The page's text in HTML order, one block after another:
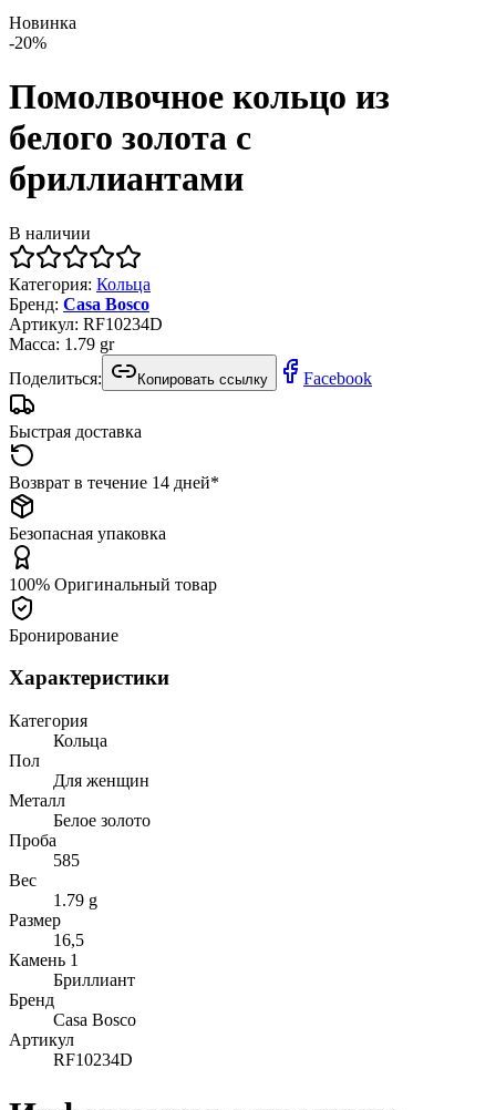
Новинка
-20%
Помолвочное кольцо из
белого золота с
бриллиантами
В наличии
Категория: Кольца
Бренд: Casa Bosco
Артикул: RF10234D
Масса: 1.79 gr
Поделиться:
Копировать ссылку Facebook
Быстрая доставка
Возврат в течение 14 дней*
Безопасная упаковка
100% Оригинальный товар
Бронирование
Характеристики
Категория
Кольца
Пол
Для женщин
Металл
Белое золото
Проба
585
Вес
1.79 g
Размер
16,5
Камень 1
Бриллиант
Бренд
Casa Bosco
Артикул
RF10234D